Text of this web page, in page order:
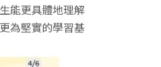
能更具體地理解
為堅實的學習基